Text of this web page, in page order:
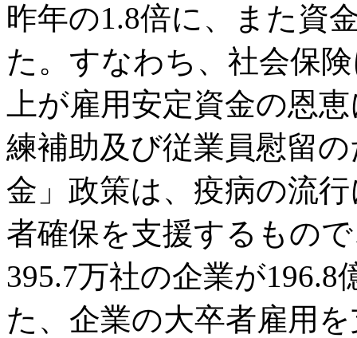
昨年の1.8倍に、また資
た。すなわち、社会保
上が雇用安定資金の恩
練補助及び従業員慰留
金」政策は、疫病の流
者確保を支援するもの
395.7万社の企業が
た、企業の大卒者雇用